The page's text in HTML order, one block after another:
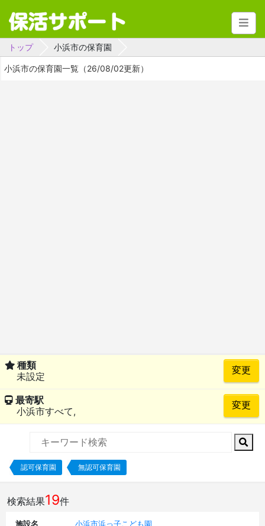
トップ 小浜市の保育園
小浜市の保育園一覧（26/08/02更新）
種類
未設定
最寄駅
小浜市すべて,
認可保育園 無認可保育園
検索結果19件
施設名 小浜市浜っ子こども園